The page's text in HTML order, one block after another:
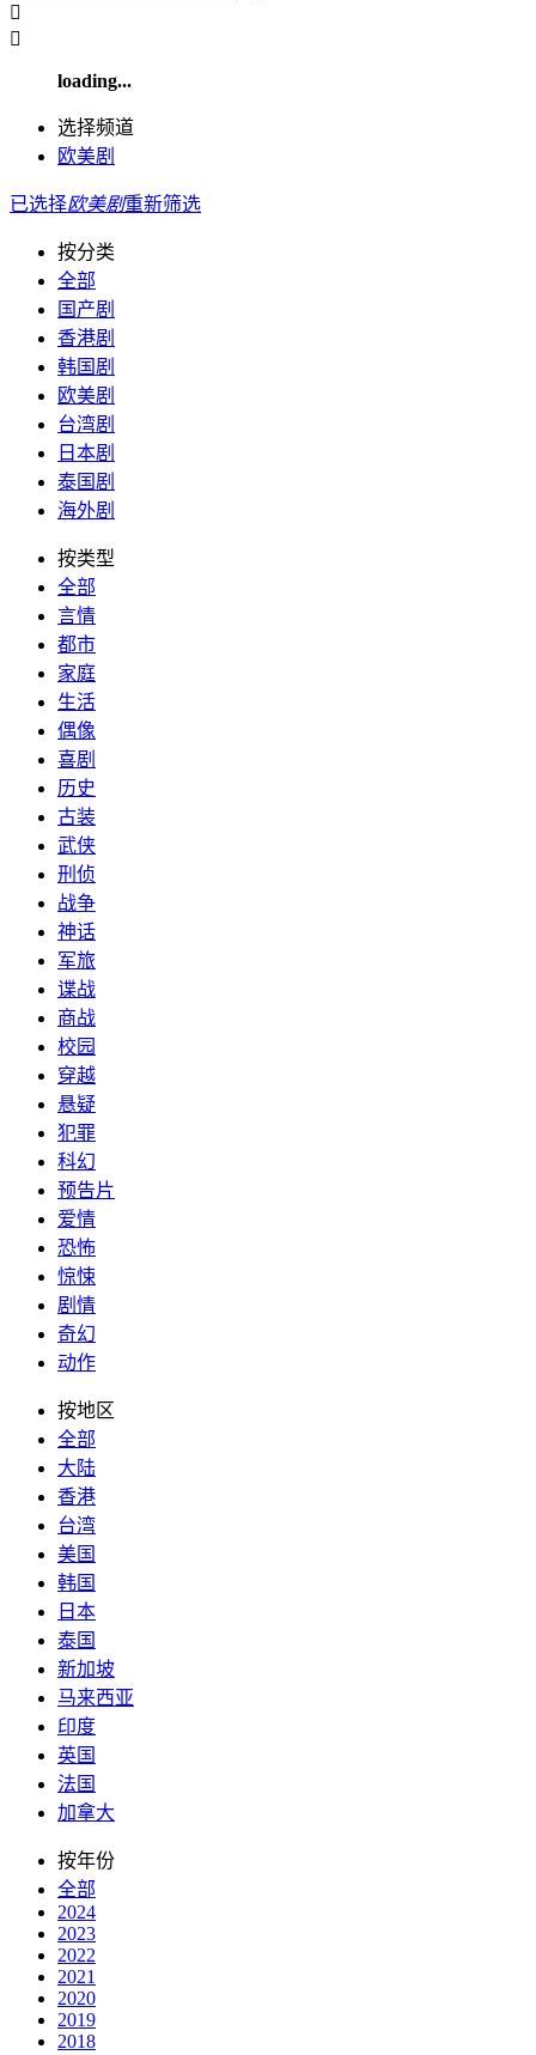


loading...
选择频道
欧美剧
已选择欧美剧重新筛选
按分类
全部
国产剧
香港剧
韩国剧
欧美剧
台湾剧
日本剧
泰国剧
海外剧
按类型
全部
言情
都市
家庭
生活
偶像
喜剧
历史
古装
武侠
刑侦
战争
神话
军旅
谍战
商战
校园
穿越
悬疑
犯罪
科幻
预告片
爱情
恐怖
惊悚
剧情
奇幻
动作
按地区
全部
大陆
香港
台湾
美国
韩国
日本
泰国
新加坡
马来西亚
印度
英国
法国
加拿大
按年份
全部
2024
2023
2022
2021
2020
2019
2018